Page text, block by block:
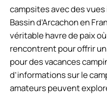
campsites avec des vues
Bassin d’Arcachon en
véritable havre de paix
rencontrent pour offrir
pour des vacances
d’informations sur le
amateurs peuvent